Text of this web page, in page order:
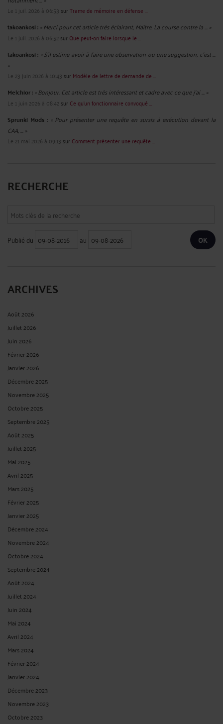
Le 1 juil. 2026 à 06:53 surTrame de mémoire en défense ...
takoankosi :« Merci pour cet article très éclairant, Maître. La course contre la ... »
Le 1 juil. 2026 à 06:52sur Que peut-on faire lorsque le ...
takoankosi : « S’il estime avoir à faire une observation ou une suggestion, c’est ...
»
Le 23 juin 2026 à 10:43 sur Modèle de lettre de demande de ...
Melchior :« Bonjour. Cet article est très intéressant et cadre avec ce que j'ai ... »
Le 1 juin 2026 à 08:42sur Ce qu’un fonctionnaire convoqué ...
Sprunki Mods : « Pour présenter une requête en sursis à exécution devant la
CAA, ... »
Le 21 mai 2026 à 09:13 sur Comment présenter une requête ...
RECHERCHE
Publié du au
ARCHIVES
Août 2026
Juillet 2026
Juin 2026
Février 2026
Janvier 2026
Décembre 2025
Novembre 2025
Octobre 2025
Septembre 2025
Août 2025
Juillet 2025
Mai 2025
Avril 2025
Mars 2025
Février 2025
Janvier 2025
Décembre 2024
Novembre 2024
Octobre 2024
Septembre 2024
Août 2024
Juillet 2024
Juin 2024
Mai 2024
Avril 2024
Mars 2024
Février 2024
Janvier 2024
Décembre 2023
Novembre 2023
Octobre 2023